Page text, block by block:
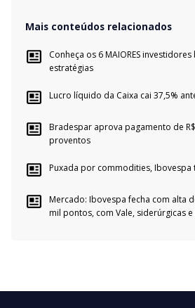
Mais conteúdos relacionados
Conheça os 6 MAIORES
estratégias
Lucro líquido da Caixa cai 37,5%
Bradespar aprova pagamento de
proventos
Puxada por commodities, Ibovespa
Mercado: Ibovespa fecha com alta
mil pontos, com Vale, siderúrgicas